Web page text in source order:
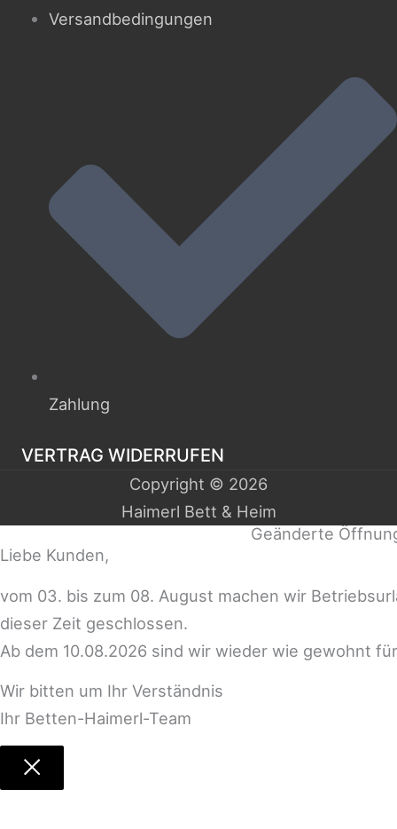
Versandbedingungen
Zahlung
VERTRAG WIDERRUFEN
Copyright © 2026
Haimerl Bett & Heim
Geänderte
Liebe Kunden,
vom 03. bis zum 08. August machen wir
dieser Zeit geschlossen.
Ab dem 10.08.2026 sind wir wieder wie gewohnt
Wir bitten um Ihr Verständnis
Ihr Betten-Haimerl-Team